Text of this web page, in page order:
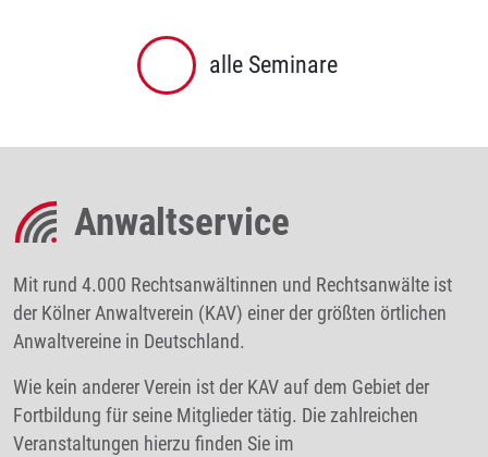
alle Seminare
Anwaltservice
Mit rund 4.000 Rechtsanwältinnen und Rechtsanwälte ist
der Kölner Anwaltverein (KAV) einer der größten örtlichen
Anwaltvereine in Deutschland.
Wie kein anderer Verein ist der KAV auf dem Gebiet der
Fortbildung für seine Mitglieder tätig. Die zahlreichen
Veranstaltungen hierzu finden Sie im